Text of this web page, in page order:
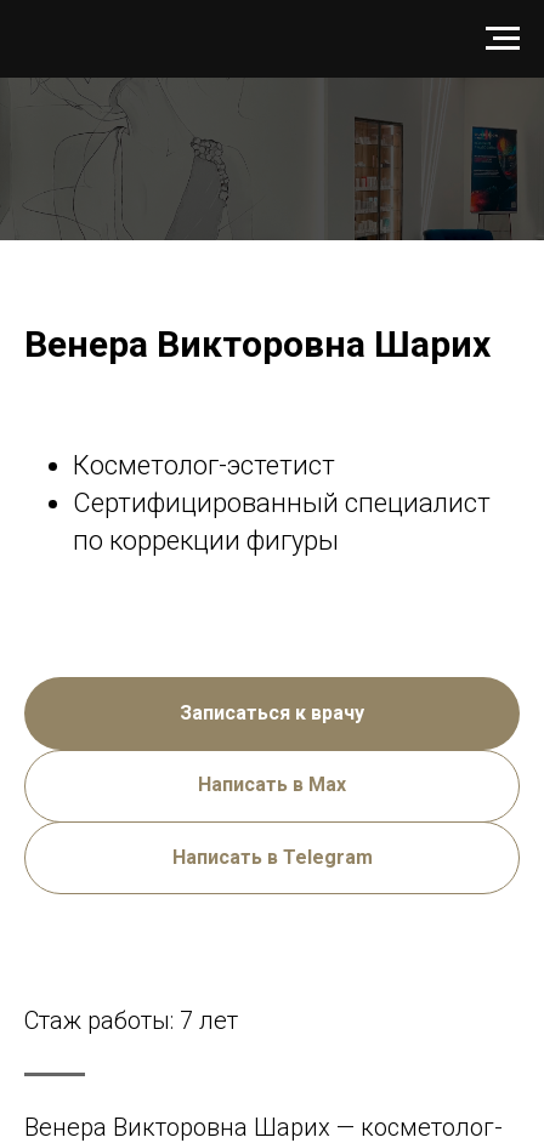
Венера Викторовна Шарих
Косметолог-эстетист
Сертифицированный специалист
по коррекции фигуры
Записаться к врачу
Написать в Max
Написать в Telegram
Стаж работы: 7 лет
Венера Викторовна Шарих — косметолог-